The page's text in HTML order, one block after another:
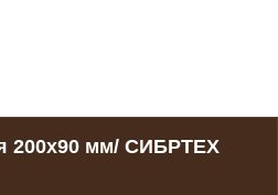
200x90 мм/ СИБРТЕХ